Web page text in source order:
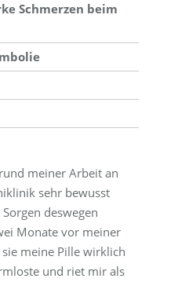
Schmerzen beim
meiner Arbeit an
sehr bewusst
deswegen
Monate vor meiner
meine Pille wirklich
und riet mir als